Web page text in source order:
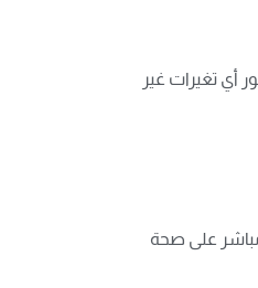
أي تغيرات غير
مباشر على صحة